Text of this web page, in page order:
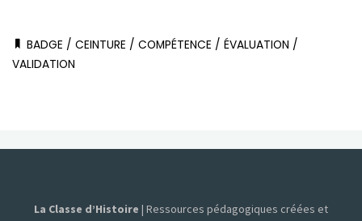
BADGE /CEINTURE /COMPÉTENCE /ÉVALUATION /
VALIDATION
La Classe d’Histoire | Ressources pédagogiques créées et